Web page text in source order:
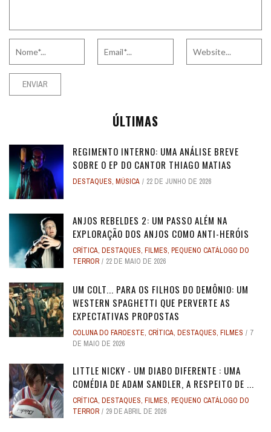
ÚLTIMAS
REGIMENTO INTERNO: UMA ANÁLISE BREVE
SOBRE O EP DO CANTOR THIAGO MATIAS
DESTAQUES, MÚSICA 22 DE JUNHO DE 2026
ANJOS REBELDES 2: UM PASSO ALÉM NA
EXPLORAÇÃO DOS ANJOS COMO ANTI-HERÓIS
CRÍTICA, DESTAQUES, FILMES, PEQUENO CATÁLOGO DO
TERROR
22 DE MAIO DE 2026
UM COLT... PARA OS FILHOS DO DEMÔNIO: UM
WESTERN SPAGHETTI QUE PERVERTE AS
EXPECTATIVAS PROPOSTAS
COLUNA DO FAROESTE, CRÍTICA, DESTAQUES, FILMES
7
DE MAIO DE 2026
LITTLE NICKY - UM DIABO DIFERENTE : UMA
COMÉDIA DE ADAM SANDLER, A RESPEITO DE ...
CRÍTICA, DESTAQUES, FILMES, PEQUENO CATÁLOGO DO
TERROR
29 DE ABRIL DE 2026